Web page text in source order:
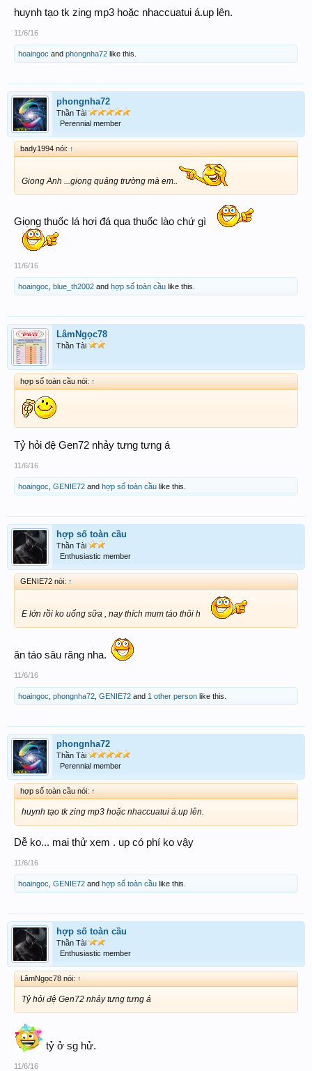
huynh tạo tk zing mp3 hoặc nhaccuatui á.up lên.
11/6/16
hoaingoc and phongnha72 like this.
phongnha72
Thần Tài
Perennial member
bady1994 nói: ↑
Giong Anh ...giọng quảng trường mà em..
Giọng thuốc lá hơi đá qua thuốc lào chứ gì
11/6/16
hoaingoc blue_th2002 and hợp số toàn cầu like this.
LâmNgọc78
Thần Tài
hợp số toàn cầu nói: ↑
Tỷ hỏi đệ Gen72 nhảy tưng tưng á
11/6/16
hoaingoc GENIE72 and hợp số toàn cầu like this.
hợp số toàn cầu
Thần Tài
Enthusiastic member
GENIE72 nói: ↑
E lớn rồi ko uống sữa , nay thích mum táo thôi h
ăn táo sâu răng nha.
11/6/16
hoaingoc phongnha72 GENIE72 and 1 other person like this.
phongnha72
Thần Tài
Perennial member
hợp số toàn cầu nói: ↑
huynh tạo tk zing mp3 hoặc nhaccuatui á.up lên.
Dễ ko... mai thử xem . up có phí ko vậy
11/6/16
hoaingoc GENIE72 and hợp số toàn cầu like this.
hợp số toàn cầu
Thần Tài
Enthusiastic member
LâmNgọc78 nói: ↑
Tỷ hỏi đệ Gen72 nhảy tưng tưng á
tỷ ở sg hử.
11/6/16